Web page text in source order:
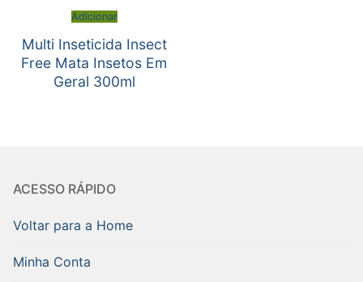
Adicionar
Multi Inseticida Insect
Free Mata Insetos Em
Geral 300ml
ACESSO RÁPIDO
Voltar para a Home
Minha Conta